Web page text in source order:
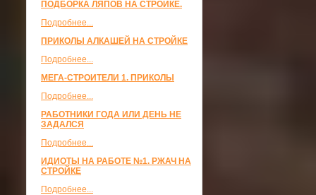
ПОДБОРКА ЛЯПОВ НА СТРОЙКЕ.
Подробнее...
ПРИКОЛЫ АЛКАШЕЙ НА СТРОЙКЕ
Подробнее...
МЕГА-СТРОИТЕЛИ 1. ПРИКОЛЫ
Подробнее...
РАБОТНИКИ ГОДА ИЛИ ДЕНЬ НЕ
ЗАДАЛСЯ
Подробнее...
ИДИОТЫ НА РАБОТЕ №1. РЖАЧ НА
СТРОЙКЕ
Подробнее...